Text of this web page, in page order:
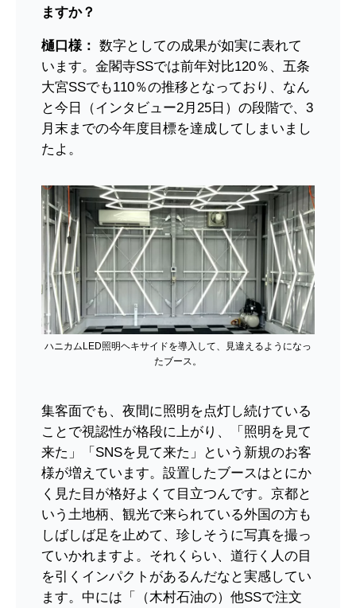
ますか？
樋口様： 数字としての成果が如実に表れて
います。金閣寺SSでは前年対比120％、五条
大宮SSでも110％の推移となっており、なん
と今日（インタビュー2月25日）の段階で、3
月末までの今年度目標を達成してしまいまし
たよ。
ハニカムLED照明ヘキサイドを導入して、見違えるようになっ
たブース。
集客面でも、夜間に照明を点灯し続けている
ことで視認性が格段に上がり、「照明を見て
来た」「SNSを見て来た」という新規のお客
様が増えています。設置したブースはとにか
く見た目が格好よくて目立つんです。京都と
いう土地柄、観光で来られている外国の方も
しばしば足を止めて、珍しそうに写真を撮っ
ていかれますよ。それくらい、道行く人の目
を引くインパクトがあるんだなと実感してい
ます。中には「（木村石油の）他SSで注文